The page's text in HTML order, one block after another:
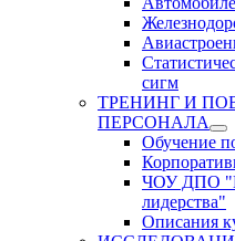
сигм
ТРЕНИНГ И
ПЕРСОНАЛА
Обучение
ЧОУ ДПО
лидерства"
Описания